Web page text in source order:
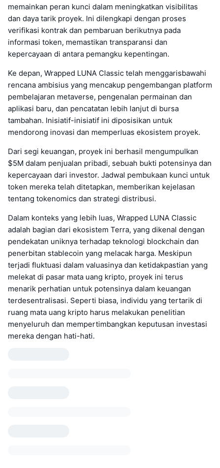
memainkan peran kunci dalam meningkatkan visibilitas
dan daya tarik proyek. Ini dilengkapi dengan proses
verifikasi kontrak dan pembaruan berikutnya pada
informasi token, memastikan transparansi dan
kepercayaan di antara pemangku kepentingan.
Ke depan, Wrapped LUNA Classic telah menggarisbawahi
rencana ambisius yang mencakup pengembangan platform
pembelajaran metaverse, pengenalan permainan dan
aplikasi baru, dan pencatatan lebih lanjut di bursa
tambahan. Inisiatif-inisiatif ini diposisikan untuk
mendorong inovasi dan memperluas ekosistem proyek.
Dari segi keuangan, proyek ini berhasil mengumpulkan
$5M dalam penjualan pribadi, sebuah bukti potensinya dan
kepercayaan dari investor. Jadwal pembukaan kunci untuk
token mereka telah ditetapkan, memberikan kejelasan
tentang tokenomics dan strategi distribusi.
Dalam konteks yang lebih luas, Wrapped LUNA Classic
adalah bagian dari ekosistem Terra, yang dikenal dengan
pendekatan uniknya terhadap teknologi blockchain dan
penerbitan stablecoin yang melacak harga. Meskipun
terjadi fluktuasi dalam valuasinya dan ketidakpastian yang
melekat di pasar mata uang kripto, proyek ini terus
menarik perhatian untuk potensinya dalam keuangan
terdesentralisasi. Seperti biasa, individu yang tertarik di
ruang mata uang kripto harus melakukan penelitian
menyeluruh dan mempertimbangkan keputusan investasi
mereka dengan hati-hati.